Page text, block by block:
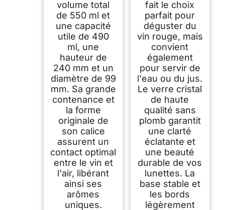
volume total
de 550 ml et
une capacité
utile de 490
ml, une
hauteur de
240 mm et un
diamètre de 99
mm. Sa grande
contenance et
la forme
originale de
son calice
assurent un
contact optimal
entre le vin et
l'air, libérant
ainsi ses
arômes
uniques.
vaisselle Débit
fait le choix
parfait pour
déguster du
vin rouge, mais
convient
également
pour servir de
l'eau ou du jus.
Le verre cristal
de haute
qualité sans
plomb garantit
une clarté
éclatante et
une beauté
durable de vos
lunettes. La
base stable et
les bords
légèrement